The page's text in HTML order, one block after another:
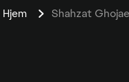
Hjem Shahzat